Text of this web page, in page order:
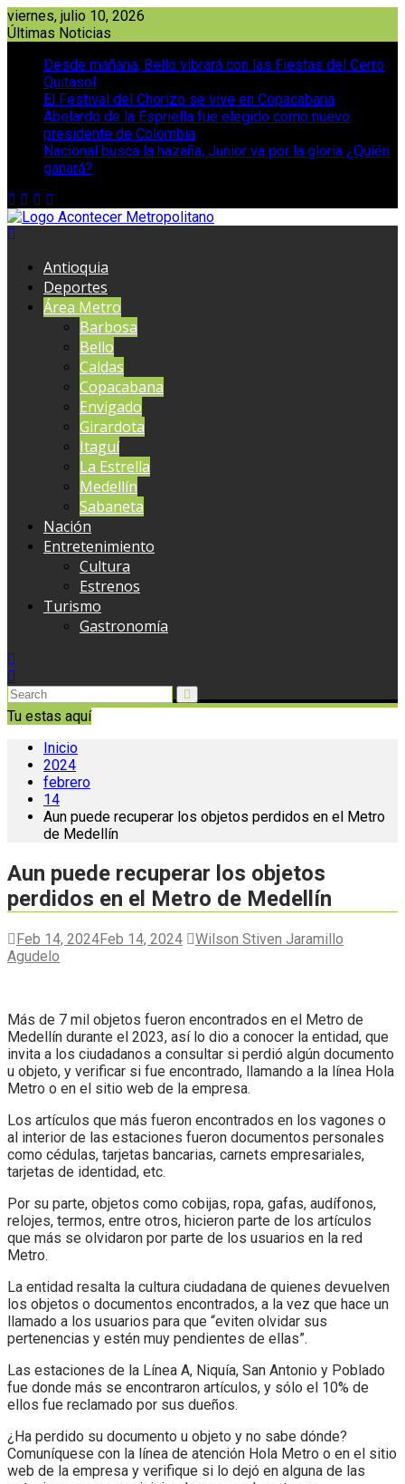
Saltar
al
viernes, julio 10, 2026
Últimas Noticias
Desde mañana, Bello vibrará con las Fiestas del Cerro
Quitasol
El Festival del Chorizo se vive en Copacabana
Abelardo de la Espriella fue elegido como nuevo
presidente de Colombia
Nacional busca la hazaña, Junior va por la gloria ¿Quién
ganará?
Antioquia
Deportes
Área Metro
Barbosa
Bello
Caldas
Copacabana
Envigado
Girardota
Itaguí
La Estrella
Medellín
Sabaneta
Nación
Entretenimiento
Cultura
Estrenos
Turismo
Gastronomía
Tu estas aquí
Inicio
2024
febrero
14
Aun puede recuperar los objetos perdidos en el Metro
de Medellín
Aun puede recuperar los objetos
perdidos en el Metro de Medellín
Feb 14, 2024Feb 14, 2024
Wilson Stiven Jaramillo
Agudelo
Más de 7 mil objetos fueron encontrados en el Metro de
Medellín durante el 2023, así lo dio a conocer la entidad, que
invita a los ciudadanos a consultar si perdió algún documento
u objeto, y verificar si fue encontrado, llamando a la línea Hola
Metro o en el sitio web de la empresa.
Los artículos que más fueron encontrados en los vagones o
al interior de las estaciones fueron documentos personales
como cédulas, tarjetas bancarias, carnets empresariales,
tarjetas de identidad, etc.
Por su parte, objetos como cobijas, ropa, gafas, audífonos,
relojes, termos, entre otros, hicieron parte de los artículos
que más se olvidaron por parte de los usuarios en la red
Metro.
La entidad resalta la cultura ciudadana de quienes devuelven
los objetos o documentos encontrados, a la vez que hace un
llamado a los usuarios para que “eviten olvidar sus
pertenencias y estén muy pendientes de ellas”.
Las estaciones de la Línea A, Niquía, San Antonio y Poblado
fue donde más se encontraron artículos, y sólo el 10% de
ellos fue reclamado por sus dueños.
¿Ha perdido su documento u objeto y no sabe dónde?
Comuníquese con la línea de atención Hola Metro o en el sitio
web de la empresa y verifique si lo dejó en alguna de las